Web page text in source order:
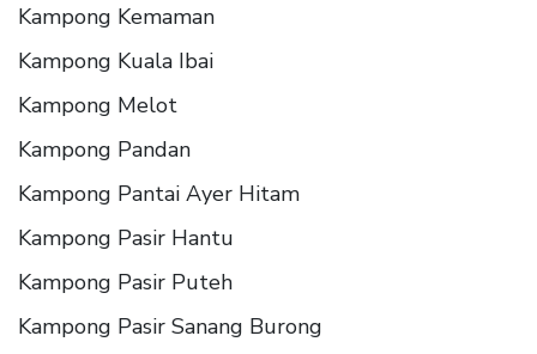
Kampong Kemaman
Kampong Kuala Ibai
Kampong Melot
Kampong Pandan
Kampong Pantai Ayer Hitam
Kampong Pasir Hantu
Kampong Pasir Puteh
Kampong Pasir Sanang Burong